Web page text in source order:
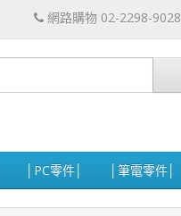
網路購物 02-2298-9028
│PC零件│ │筆電零件│